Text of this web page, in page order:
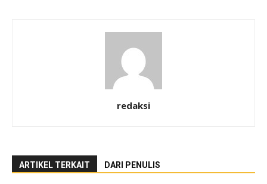
redaksi
ARTIKEL TERKAIT DARI PENULIS